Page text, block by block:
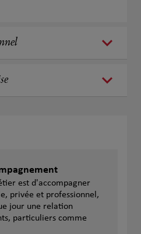
est d'accompagner
privée et professionnel,
jour une relation
particuliers comme